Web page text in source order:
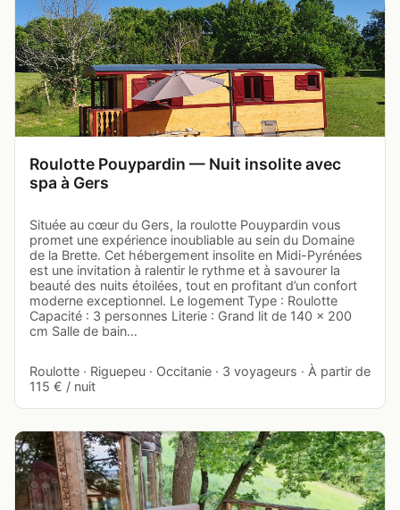
Roulotte Pouypardin — Nuit insolite avec
spa à Gers
Située au cœur du Gers, la roulotte Pouypardin vous
promet une expérience inoubliable au sein du Domaine
de la Brette. Cet hébergement insolite en Midi-Pyrénées
est une invitation à ralentir le rythme et à savourer la
beauté des nuits étoilées, tout en profitant d’un confort
moderne exceptionnel. Le logement Type : Roulotte
Capacité : 3 personnes Literie : Grand lit de 140 x 200
cm Salle de bain…
Roulotte · Riguepeu · Occitanie · 3 voyageurs · À partir de
115 € / nuit